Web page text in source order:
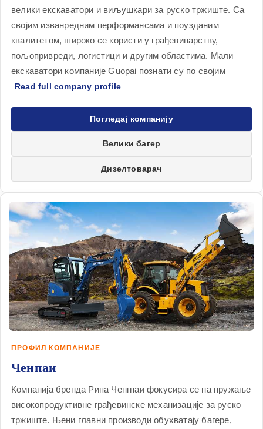
велики екскаватори и виљушкари за руско тржиште. Са
својим изванредним перформансама и поузданим
квалитетом, широко се користи у грађевинарству,
пољопривреди, логистици и другим областима. Мали
екскаватори компаније Guopai познати су по својим
Погледај компанију
Велики багер
Дизелтоварач
ПРОФИЛ КОМПАНИЈЕ
Ченпаи
Компанија бренда Рипа Ченгпаи фокусира се на пружање
високопродуктивне грађевинске механизације за руско
тржиште. Њени главни производи обухватају багере,